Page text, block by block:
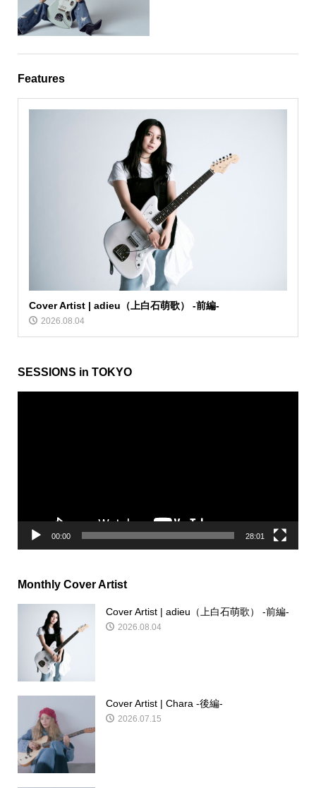
Features
Cover Artist | adieu（上白石萌歌） -前編-
2026.08.04
SESSIONS in TOKYO
00:00 28:01
Monthly Cover Artist
Cover Artist | adieu（上白石萌歌） -前編-
2026.08.04
Cover Artist | Chara -後編-
2026.07.15